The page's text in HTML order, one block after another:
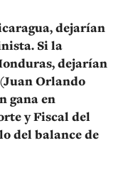
dejarían
Si la
dejarían
Orlando
gana en
y Fiscal del
del balance de